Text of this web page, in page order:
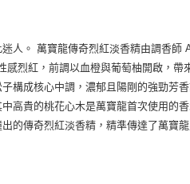
人。 萬寶龍傳奇烈紅淡香精由調香師
烈紅，前調以血橙與葡萄柚開啟，帶
構成核心中調，濃郁且陽剛的強勁芳
高貴的桃花心木是萬寶龍首次使用的
的傳奇烈紅淡香精，精準傳達了萬寶